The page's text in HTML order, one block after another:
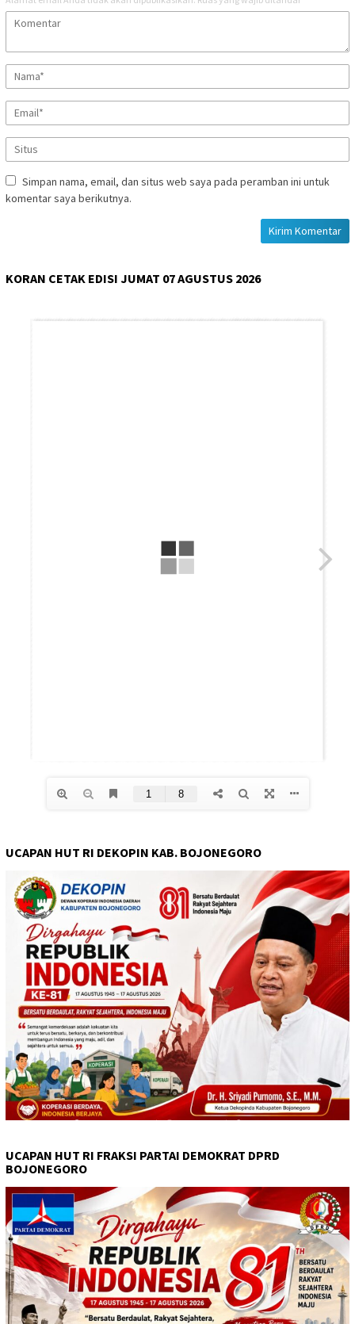
Simpan nama, email, dan situs web saya pada peramban ini untuk
komentar saya berikutnya.
KORAN CETAK EDISI JUMAT 07 AGUSTUS 2026
UCAPAN HUT RI DEKOPIN KAB. BOJONEGORO
UCAPAN HUT RI FRAKSI PARTAI DEMOKRAT DPRD
BOJONEGORO